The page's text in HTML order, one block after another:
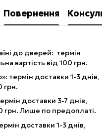
Повернення
до дверей: термін
вартість від 100 грн.
термін доставки 1-3 днів,
грн.
доставки 3-7 днів,
грн. Лише по предоплаті.
доставки 1-3 днів,